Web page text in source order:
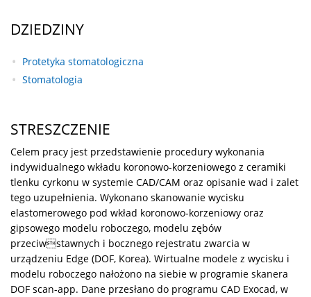
DZIEDZINY
Protetyka stomatologiczna
Stomatologia
STRESZCZENIE
Celem pracy jest przedstawienie procedury wykonania
indywidualnego wkładu koronowo-korzeniowego z ceramiki
tlenku cyrkonu w systemie CAD/CAM oraz opisanie wad i zalet
tego uzupełnienia. Wykonano skanowanie wycisku
elastomerowego pod wkład koronowo-korzeniowy oraz
gipsowego modelu roboczego, modelu zębów
przeciwstawnych i bocznego rejestratu zwarcia w
urządzeniu Edge (DOF, Korea). Wirtualne modele z wycisku i
modelu roboczego nałożono na siebie w programie skanera
DOF scan-app. Dane przesłano do programu CAD Exocad, w